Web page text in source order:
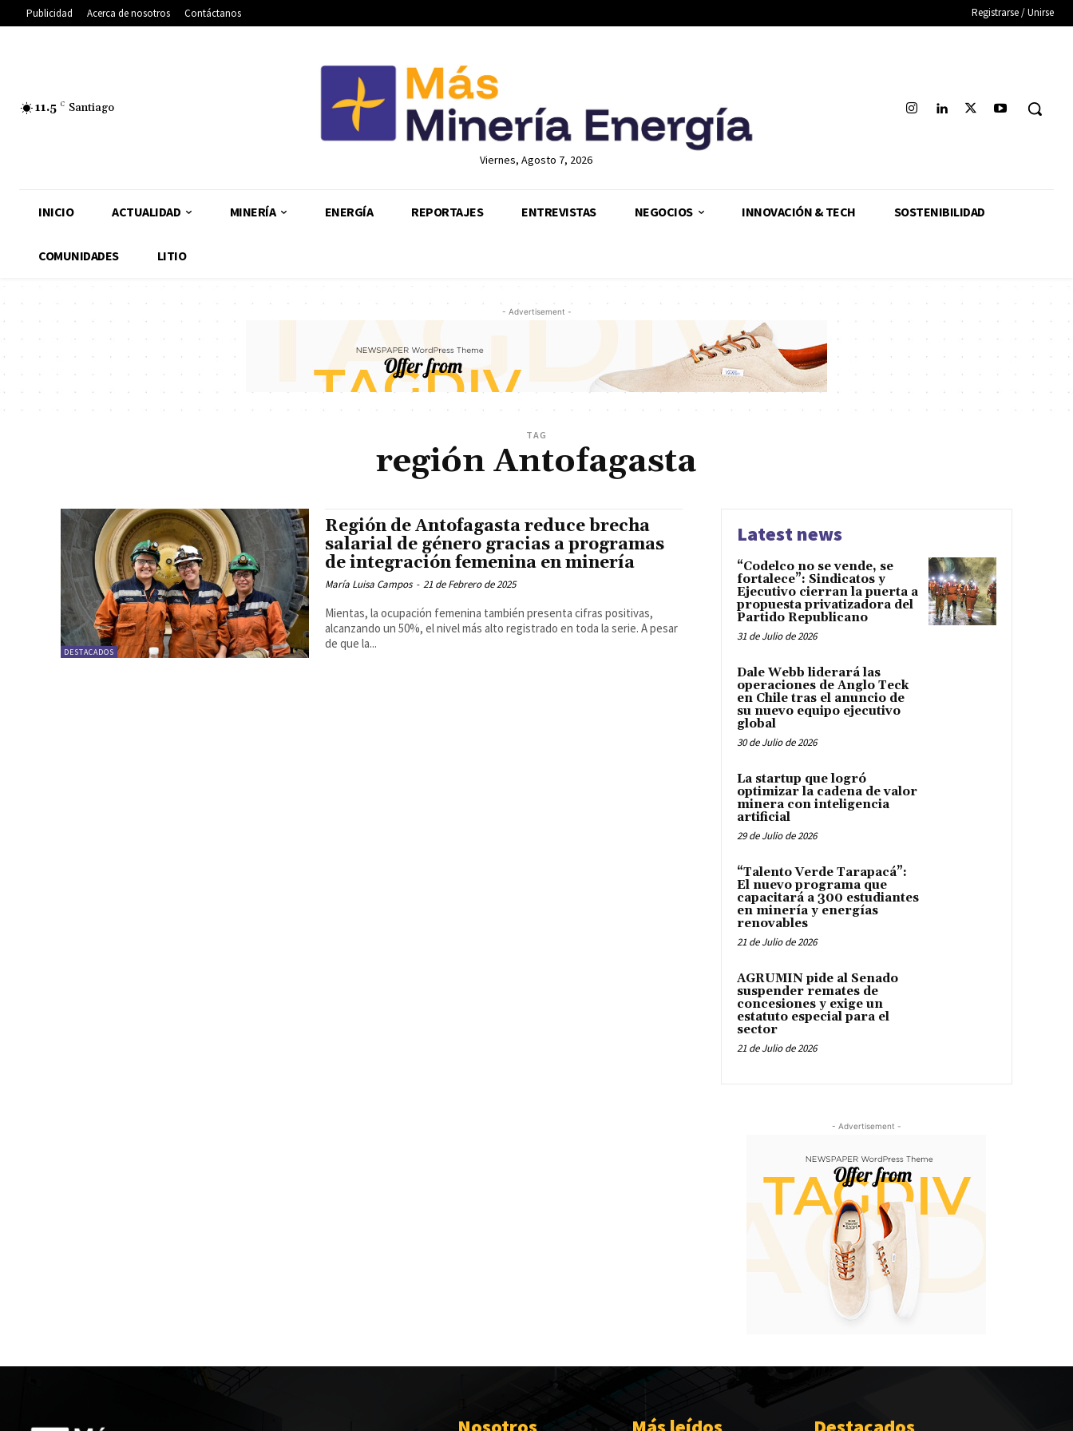
Publicidad Acerca de nosotros Contáctanos Registrarse / Unirse
11.5 C Santiago
Viernes, Agosto 7, 2026
INICIO ACTUALIDAD MINERÍA ENERGÍA REPORTAJES ENTREVISTAS NEGOCIOS INNOVACIÓN & TECH SOSTENIBILIDAD
COMUNIDADES LITIO
- Advertisement -
TAG
región Antofagasta
DESTACADOS
Región de Antofagasta reduce brecha
salarial de género gracias a programas
de integración femenina en minería
María Luisa Campos - 21 de Febrero de 2025
Mientas, la ocupación femenina también presenta cifras positivas,
alcanzando un 50%, el nivel más alto registrado en toda la serie. A pesar
de que la...
Latest news
“Codelco no se vende, se
fortalece”: Sindicatos y
Ejecutivo cierran la puerta a
propuesta privatizadora del
Partido Republicano
31 de Julio de 2026
Dale Webb liderará las
operaciones de Anglo Teck
en Chile tras el anuncio de
su nuevo equipo ejecutivo
global
30 de Julio de 2026
La startup que logró
optimizar la cadena de valor
minera con inteligencia
artificial
29 de Julio de 2026
“Talento Verde Tarapacá”:
El nuevo programa que
capacitará a 300 estudiantes
en minería y energías
renovables
21 de Julio de 2026
AGRUMIN pide al Senado
suspender remates de
concesiones y exige un
estatuto especial para el
sector
21 de Julio de 2026
- Advertisement -